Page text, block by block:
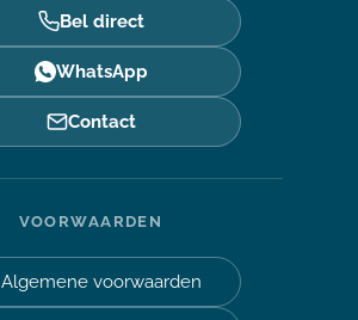
Bel direct
WhatsApp
Contact
VOORWAARDEN
Algemene voorwaarden